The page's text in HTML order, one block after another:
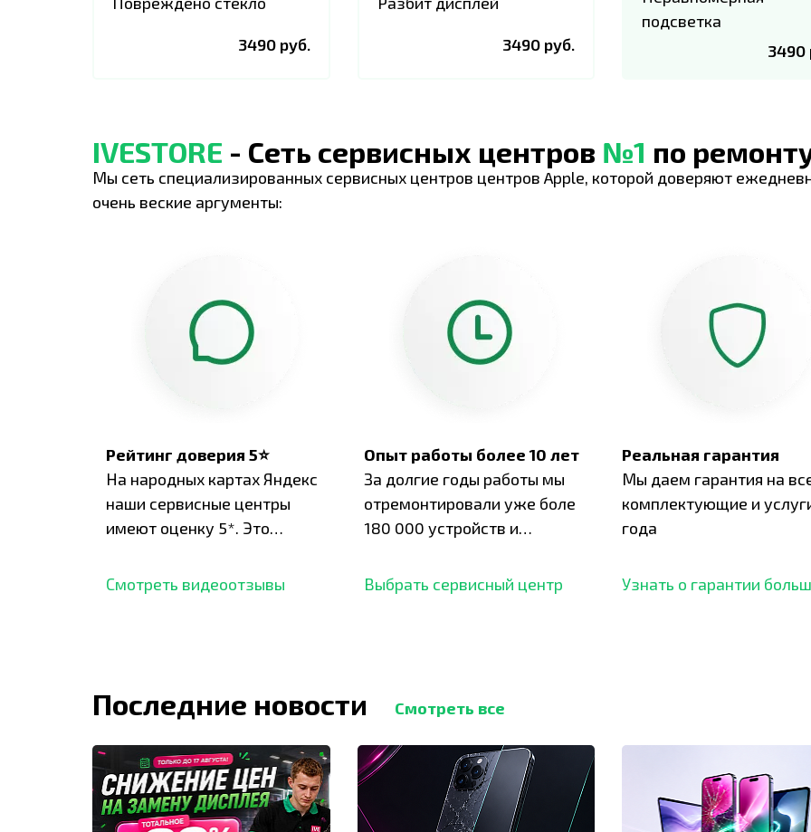
3490 руб. 3490 руб.
подсветка
3490
IVESTORE - Сеть сервисных центров №1 по
Мы сеть специализированных сервисных центров центров Apple, которой доверяют
очень веские аргументы:
Рейтинг доверия 5⭐
На народных картах Яндекс
наши сервисные центры
имеют оценку 5*. Это
отзывов,
Смотреть видеоотзывы
Опыт работы более 10 лет
За долгие годы работы мы
отремонтировали уже боле
180 000 устройств и
опыт.
Выбрать сервисный центр
Реальная гарантия
Мы даем гарантия на
комплектующие и
года
Узнать о гарантии
Последние новости Смотреть все